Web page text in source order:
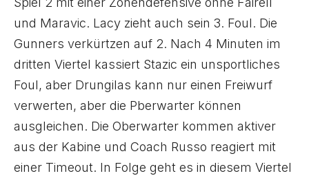
und Maravic. Lacy zieht auch sein 3. Foul. Die
Gunners verkürtzen auf 2. Nach 4 Minuten im
dritten Viertel kassiert Stazic ein unsportliches
Foul, aber Drungilas kann nur einen Freiwurf
verwerten, aber die Pberwarter können
ausgleichen. Die Oberwarter kommen aktiver
aus der Kabine und Coach Russo reagiert mit
einer Timeout. In Folge geht es in diesem Viertel